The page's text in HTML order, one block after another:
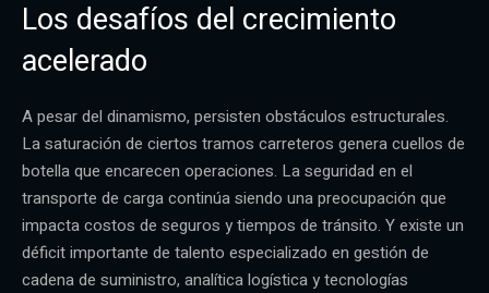
Los desafíos del crecimiento
acelerado
A pesar del dinamismo, persisten obstáculos estructurales.
La saturación de ciertos tramos carreteros genera cuellos de
botella que encarecen operaciones. La seguridad en el
transporte de carga continúa siendo una preocupación que
impacta costos de seguros y tiempos de tránsito. Y existe un
déficit importante de talento especializado en gestión de
cadena de suministro, analítica logística y tecnologías